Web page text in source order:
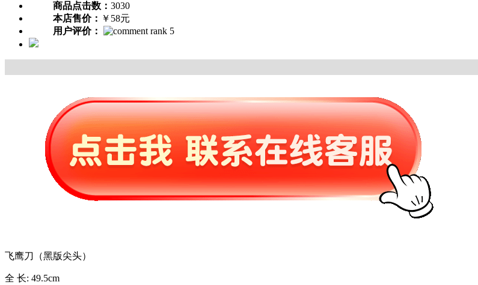
商品点击数： 3030
本店售价： ￥58元
用户评价：
飞鹰刀（黑版尖头）
全 长: 49.5cm